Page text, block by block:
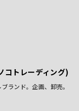
トレーディング)
ランド。企画、卸売。